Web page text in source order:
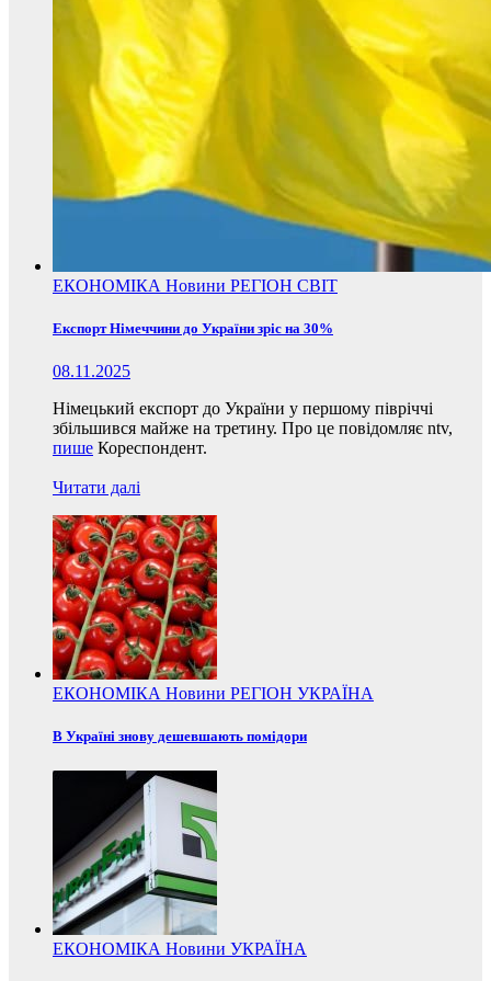
ЕКОНОМІКА Новини РЕГІОН СВІТ
Експорт Німеччини до України зріс на 30%
08.11.2025
Німецький експорт до України у першому півріччі
збільшився майже на третину. Про це повідомляє ntv,
пише Кореспондент.
Читати далі
ЕКОНОМІКА Новини РЕГІОН УКРАЇНА
В Україні знову дешевшають помідори
ЕКОНОМІКА Новини УКРАЇНА